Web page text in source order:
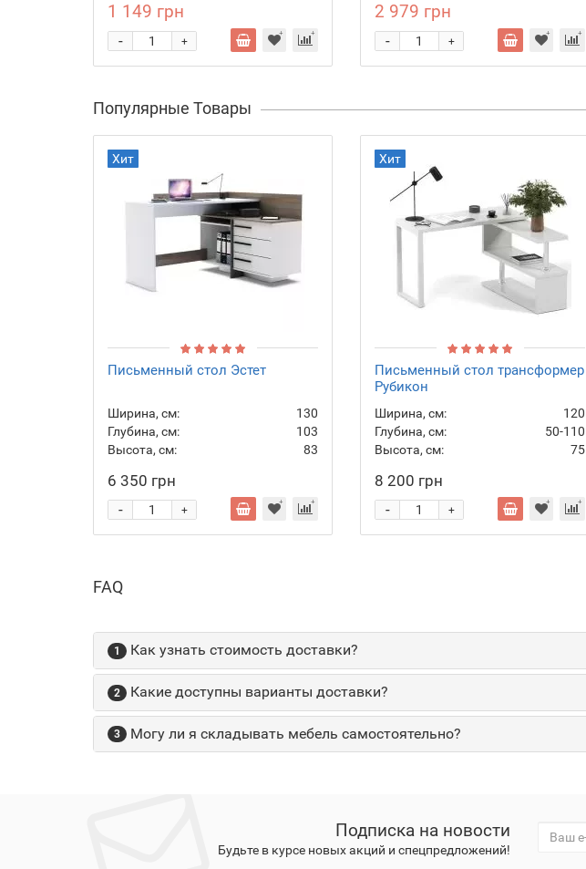
1 149 грн
+
-
2 979 грн
+
-
Популярные Товары
Хит
Письменный стол Эстет
Ширина, см:
130
Глубина, см:
103
Высота, см:
83
6 350 грн
+
-
Хит
Письменный стол трансформер
Рубикон
Ширина, см:
120
Глубина, см:
50-110
Высота, см:
75
8 200 грн
+
-
FAQ
1 Как узнать стоимость доставки?
2 Какие доступны варианты доставки?
3 Могу ли я складывать мебель самостоятельно?
Подписка на новости
Будьте в курсе новых акций и спецпредложений!